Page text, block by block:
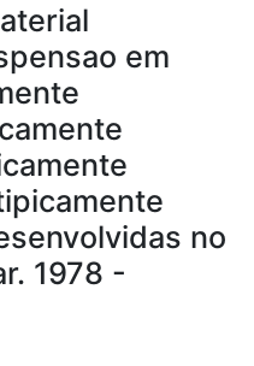
em
no
1978 -